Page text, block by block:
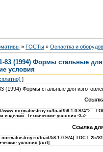
» ГOCTы » Ocнacткa и
83 (1994) Формы стальные
условия
]
(1994) Формы стальные для
www.normativstroy.ru/load/58-1-0-
изделий. Технические условия </a>
Ссылка
load/58-1-0-974] ГОСТ
условия [/url]